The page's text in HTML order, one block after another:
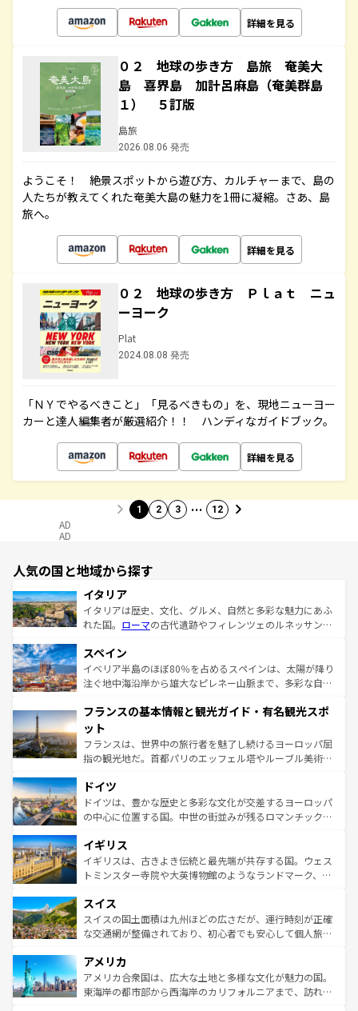
詳細を見る
０２ 地球の歩き方 島旅 奄美大
島 喜界島 加計呂麻島（奄美群島
１） ５訂版
島旅
2026.08.06 発売
ようこそ！ 絶景スポットから遊び方、カルチャーまで、島の
人たちが教えてくれた奄美大島の魅力を1冊に凝縮。さあ、島
旅へ。
詳細を見る
０２ 地球の歩き方 Ｐｌａｔ ニュ
ーヨーク
Plat
2024.08.08 発売
「ＮＹでやるべきこと」「見るべきもの」を、現地ニューヨー
カーと達人編集者が厳選紹介！！ ハンディなガイドブック。
詳細を見る
1 2 3 … 12
AD
AD
人気の国と地域から探す
イタリア
イタリアは歴史、文化、グルメ、自然と多彩な魅力にあふ
れた国。 ローマの古代遺跡やフィレンツェのルネッサンス
ろん、トスカーナの美しい田園風景やアマルフィ海岸の絶
景など、自然景観も見逃せない。観光の合間には、本場の
ピザやパスタなど、絶品のイタリア料理を堪能することも
ませてくれるイタリアで、忘れられない旅をしてみよう！
なお、新着のイタリア情報は
しい。
スペイン
イベリア半島のほぼ80％を占めるスペインは、太陽が降り
注ぐ地中海沿岸から雄大なピレネー山脈まで、多彩な自然
文化が根付くこの国では、情熱的なフラメンコ、熱気あふ
れる闘牛、そして美味しいタパスが生活の一部となってい
る。首都マドリードの洗練された雰囲気や、バルセロナの
アートに溢れた街角から、地方では古代ローマ遺跡や中世
せる。地方によって風土や気候が異なるスペインはその個
性で訪れる人を魅了する。 なお、新着のスペイン情報は コ
ンテンツ一覧を参照してほしい。
フランスの基本情報と観光ガイド・有名観光スポ
ット
フランスは、世界中の旅行者を魅了し続けるヨーロッパ屈
指の観光地だ。首都パリのエッフェル塔やルーブル美術館
で、幅広い魅力が詰まっている。華麗な宮殿、歴史的な大
聖堂、美しいビーチ、そして豊かな自然が、訪れる者を心
から魅了する。また、フランスは美食の国としても知ら
いる。シャンパンの発祥地であるランス、プロヴァンスの
香り高いラベンダー畑など、多彩な楽しみ方が可能だ。さ
らに、パリ以外の地域にも魅力が溢れており、どの街角に
れる地方に足を運ぶとそれぞれで全く異なる文化を体験で
きるだろう。 なお、新着のフランス情報はコンテンツ一覧
を参照してほしい。
ドイツ
ドイツは、豊かな歴史と多彩な文化が交差するヨーロッパ
の中心に位置する国。中世の街並みが残るロマンチック街
顔を持つこの国は、どこを歩いても飽きることがない。ベ
ルリンの文化的活気、バイエルン州のアルプスの絶景、そ
してライン川沿いのワイン畑といった風景は必見。ビール
は、お酒好きな人にはぜひ体験してほしい。 なお、新着の
ドイツ情報はコンテンツ一覧を参照してほしい。
イギリス
イギリスは、古きよき伝統と最先端が共存する国。ウェス
トミンスター寺院や大英博物館のようなランドマーク、歴
リアごとに異なる魅力がある。また、優雅なアフタヌーン
ティー、ビール好きにはたまらない英国パブ、サッカー観
戦など、本場だからこそできる体験も豊富。イギリスを旅
ンツ一覧を参照してほしい。
スイス
スイスの国土面積は九州ほどの広さだが、運行時刻が正確
な交通網が整備されており、初心者でも安心して個人旅行
の建物がそのまま残る町や、スイスならではのユニークな
博物館もあり、アルプス観光だけでなく町歩きも満喫する
ことができる。国民の所得が高いため物価も高いが、旅行
アメリカ
アメリカ合衆国は、広大な土地と多様な文化が魅力の国。
東海岸の都市部から西海岸のカリフォルニアまで、訪れる